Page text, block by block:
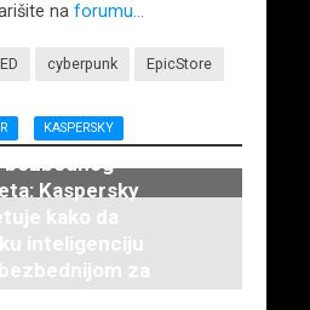
na forumu…
cyberpunk EpicStore
KASPERSKY
bezbednog
Kaspersky
kako da
inteligenciju
za
decu